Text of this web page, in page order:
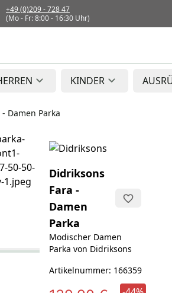
+49 (0)209 - 728 47
(Mo - Fr: 8:00 - 16:30 Uhr)
KINDER
Damen Parka
Didriksons
Fara -
Damen
Parka
Modischer Damen
Parka von Didriksons
Artikelnummer: 166359